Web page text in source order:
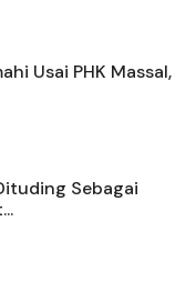
Usai PHK Massal,
Sebagai